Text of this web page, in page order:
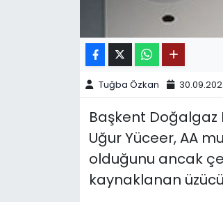
Tuğba Özkan
Başkent Doğalgaz
Uğur Yüceer, AA
olduğunu ancak
kaynaklanan